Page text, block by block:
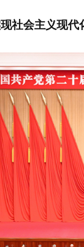
社会主义现代